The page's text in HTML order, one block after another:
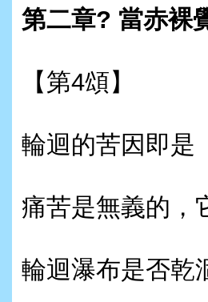
第二章? 當赤裸
【第4頌】
輪迴的苦因即是
痛苦是無義的，
輪迴瀑布是否乾